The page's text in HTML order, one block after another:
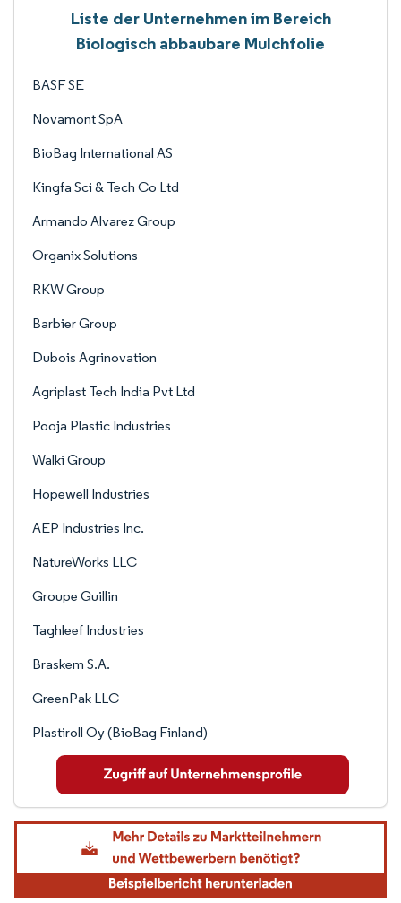
Liste der Unternehmen im Bereich
Biologisch abbaubare Mulchfolie
BASF SE
Novamont SpA
BioBag International AS
Kingfa Sci & Tech Co Ltd
Armando Alvarez Group
Organix Solutions
RKW Group
Barbier Group
Dubois Agrinovation
Agriplast Tech India Pvt Ltd
Pooja Plastic Industries
Walki Group
Hopewell Industries
AEP Industries Inc.
NatureWorks LLC
Groupe Guillin
Taghleef Industries
Braskem S.A.
GreenPak LLC
Plastiroll Oy (BioBag Finland)